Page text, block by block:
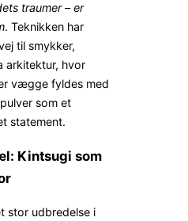
traumer – er
. Teknikken har
til smykker,
arkitektur, hvor
vægge fyldes med
som et
statement.
Kintsugi som
stor udbredelse i